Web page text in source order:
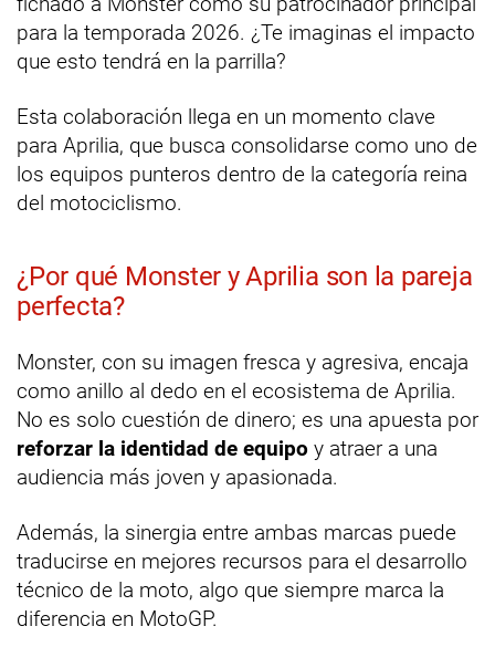
para la temporada 2026. ¿Te imaginas el impacto
que esto tendrá en la parrilla?
Esta colaboración llega en un momento clave
para Aprilia, que busca consolidarse como uno de
los equipos punteros dentro de la categoría reina
del motociclismo.
¿Por qué Monster y Aprilia son la pareja
perfecta?
Monster, con su imagen fresca y agresiva, encaja
como anillo al dedo en el ecosistema de Aprilia.
No es solo cuestión de dinero; es una apuesta por
reforzar la identidad de equipo y atraer a una
audiencia más joven y apasionada.
Además, la sinergia entre ambas marcas puede
traducirse en mejores recursos para el desarrollo
técnico de la moto, algo que siempre marca la
diferencia en MotoGP.